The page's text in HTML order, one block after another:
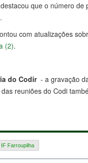
que o número
com atualizações
(2).
do Codir - a gravação
reuniões do Codi
Farroupilha